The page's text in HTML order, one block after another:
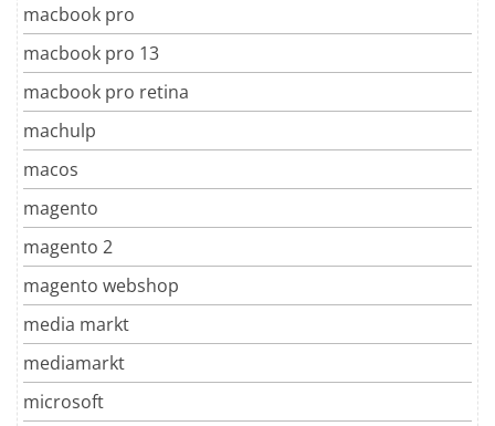
macbook pro
macbook pro 13
macbook pro retina
machulp
macos
magento
magento 2
magento webshop
media markt
mediamarkt
microsoft